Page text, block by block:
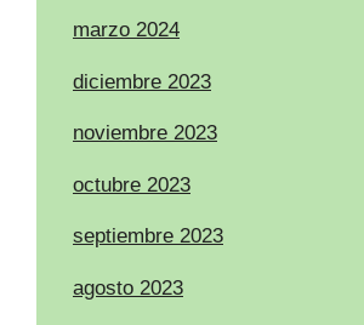
marzo 2024
diciembre 2023
noviembre 2023
octubre 2023
septiembre 2023
agosto 2023